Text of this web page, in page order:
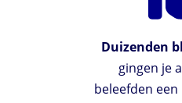
Duizenden
gingen je
beleefden